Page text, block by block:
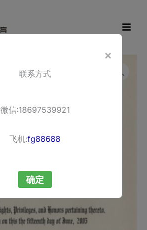
育
×
联系方式
微信:18697539921
飞机:fg88688
确定